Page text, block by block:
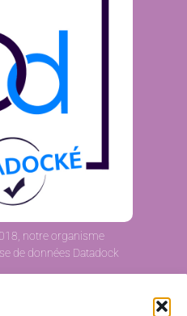
notre organisme
de données Datadock